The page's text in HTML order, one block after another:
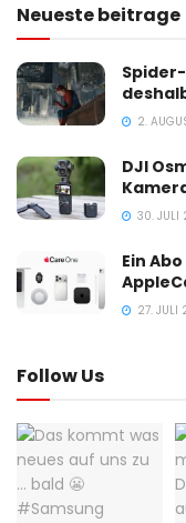
Neueste beitrage
2.
DJI
30. JULI
Ein
27. JULI
Follow Us